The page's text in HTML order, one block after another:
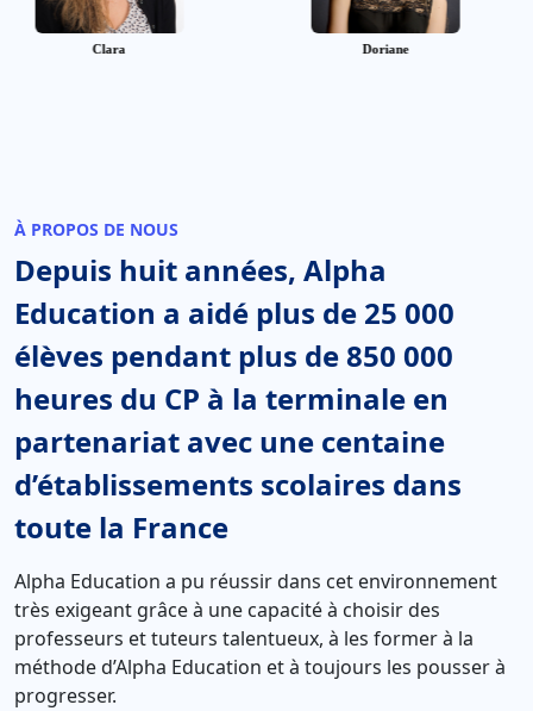
À PROPOS DE NOUS
Depuis huit années, Alpha
Education a aidé plus de 25 000
élèves pendant plus de850 000
heures du CP à la terminale en
partenariat avec une centaine
d’établissements scolaires dans
toute la France
Alpha Education a pu réussir dans cet environnement
très exigeant grâce à une capacité à choisir des
professeurs et tuteurs talentueux, à les former à la
méthode d’Alpha Education et à toujours les pousser à
progresser.